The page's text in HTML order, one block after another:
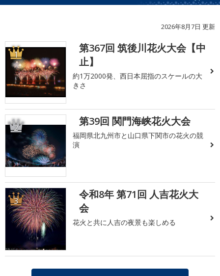
2026年8月7日 更新
1
第367回 筑後川花火大会【中
止】
約1万2000発、西日本屈指のスケールの大
きさ
2 第39回 関門海峡花火大会
福岡県北九州市と山口県下関市の花火の競
演
3
令和8年 第71回 人吉花火大
会
花火と共に人吉の夜景も楽しめる